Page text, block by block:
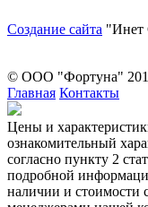
Создание сайта "Инет
© ООО "Фортуна"
Главная Контакты
Цeны и
ознакомительный
согласно пункту 2
подрoбной
нaличии и стoимости